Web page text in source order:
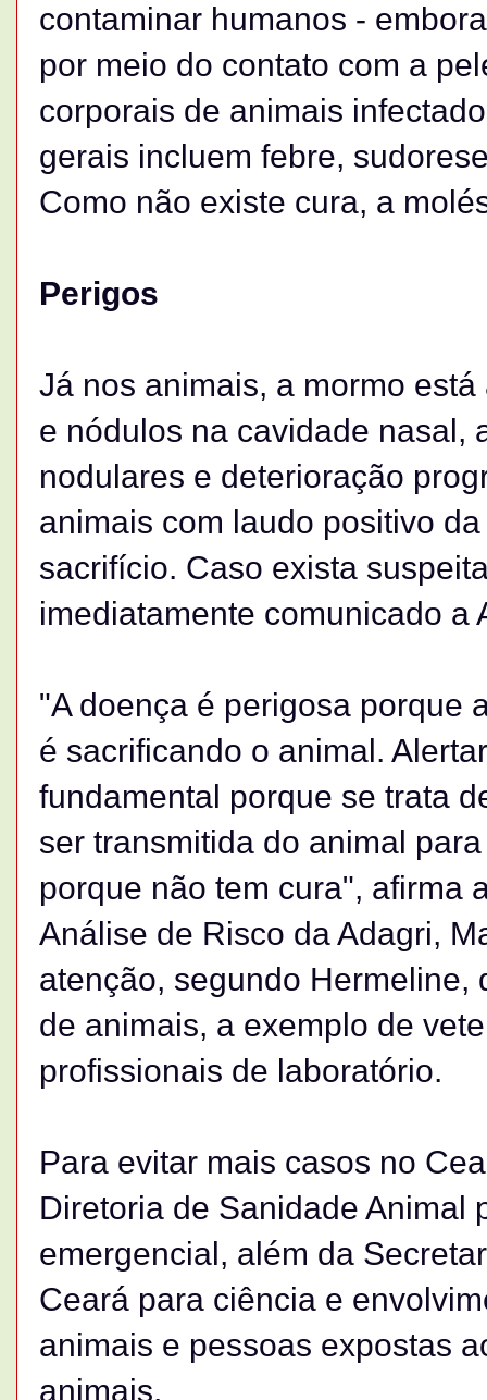
contaminar humanos -
por meio do contato com a
corporais de animais
gerais incluem febre,
Como não existe cura, a
Perigos
Já nos animais, a mormo
e nódulos na cavidade nasal,
nodulares e deterioração
animais com laudo positivo
sacrifício. Caso exista
imediatamente comunicado a
"A doença é perigosa porque
é sacrificando o animal.
fundamental porque se trata
ser transmitida do animal
porque não tem cura", afirma
Análise de Risco da Adagri,
atenção, segundo Hermeline,
de animais, a exemplo de
profissionais de laboratório.
Para evitar mais casos no
Diretoria de Sanidade Animal
emergencial, além da
Ceará para ciência e
animais e pessoas expostas
animais.